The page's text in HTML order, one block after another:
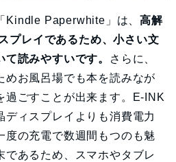
Kindle Paperwhite」は、高解
プレイであるため、小さい文
読みやすいです。
さらに、
めお風呂場でも本を読みなが
過ごすことが出来ます。E-INK
ディスプレイよりも消費電力
度の充電で数週間もつのも魅
であるため、スマホやタブレ